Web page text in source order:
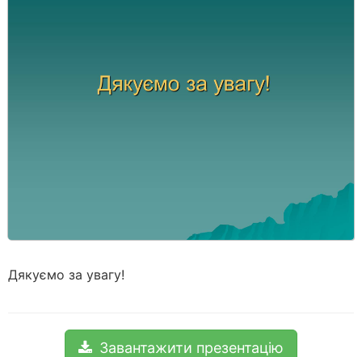
Дякуємо за увагу!
Завантажити презентацію